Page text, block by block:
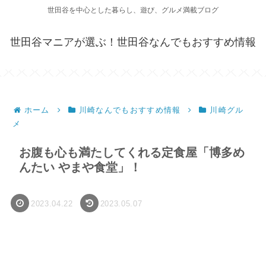
世田谷を中心とした暮らし、遊び、グルメ満載ブログ
世田谷マニアが選ぶ！世田谷なんでもおすすめ情報
ホーム 川崎なんでもおすすめ情報
川崎グル
メ
お腹も心も満たしてくれる定食屋「博多め
んたい やまや食堂」！
2023.04.22 2023.05.07